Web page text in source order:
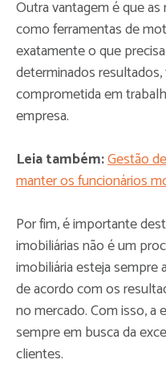
Outra vantagem é que
como ferramentas de
exatamente o que
determinados resultados,
comprometida em
empresa.
Leia também:Gestão
manter os funcionários
Por fim, é importante
imobiliárias não é um
imobiliária esteja sempre
de acordo com os
no mercado. Com isso, a
sempre em busca da
clientes.